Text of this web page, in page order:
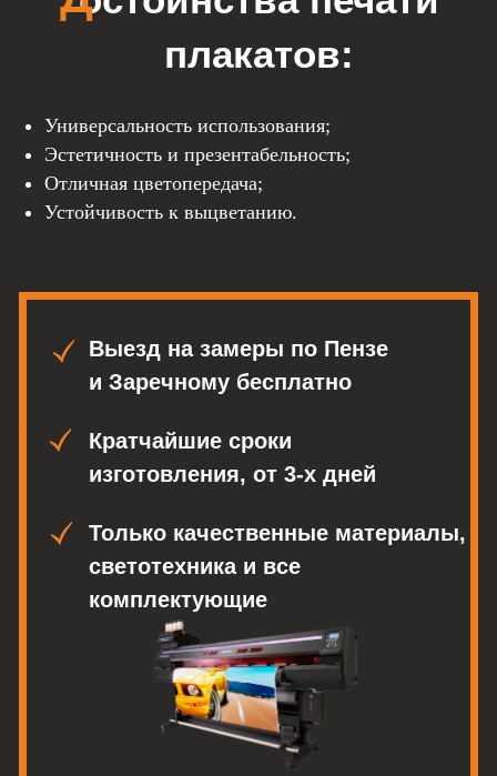
Универсальность использования;
Эстетичность и презентабельность;
Отличная цветопередача;
Устойчивость к выцветанию.
Выезд на замеры по Пензе
Только качественные материалы,
светотехника и все
комплектующие